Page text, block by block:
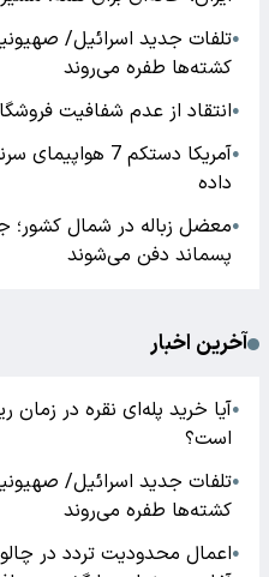
●تلفات جدید اسرائیل/
کشته‌ها طفره می‌روند
●انتقاد از عدم شفافیت
●
آمریکا دستکم 7
داده
●معضل زباله در شمال کشور؛
پسماند دفن می‌شوند
آخرین اخبار
●آیا خرید پله‌ای نقره در زمان
است؟
●تلفات جدید اسرائیل/
کشته‌ها طفره می‌روند
●